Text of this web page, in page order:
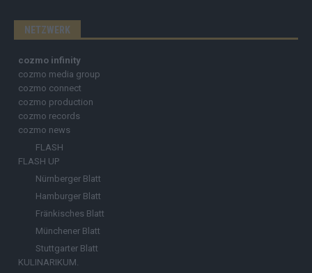
NETZWERK
cozmo infinity
cozmo media group
cozmo connect
cozmo production
cozmo records
cozmo news
FLASH
FLASH UP
Nürnberger Blatt
Hamburger Blatt
Fränkisches Blatt
Münchener Blatt
Stuttgarter Blatt
KULINARIKUM.